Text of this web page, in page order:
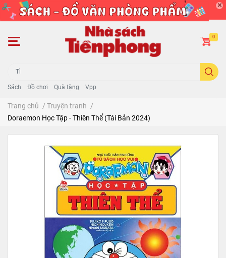
Sách Đồ chơi Quà tặng Vpp
0
Trang chủ / Truyện tranh /
Doraemon Học Tập - Thiên Thể (Tái Bản 2024)